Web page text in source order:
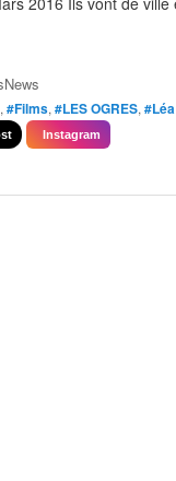
, #Films, #LES OGRES,
Instagram